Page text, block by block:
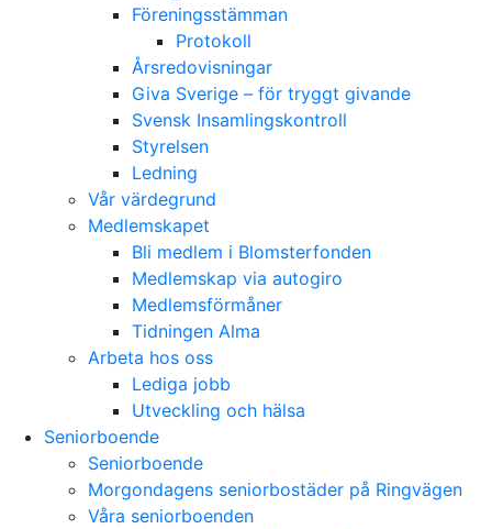
Föreningsstämman
Protokoll
Årsredovisningar
Giva Sverige – för tryggt givande
Svensk Insamlingskontroll
Styrelsen
Ledning
Vår värdegrund
Medlemskapet
Bli medlem i Blomsterfonden
Medlemskap via autogiro
Medlemsförmåner
Tidningen Alma
Arbeta hos oss
Lediga jobb
Utveckling och hälsa
Seniorboende
Seniorboende
Morgondagens seniorbostäder på Ringvägen
Våra seniorboenden